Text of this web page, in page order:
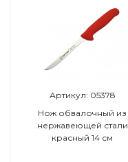
Артикул: 05378
Нож обвалочный из
нержавеющей стали
красный 14 см